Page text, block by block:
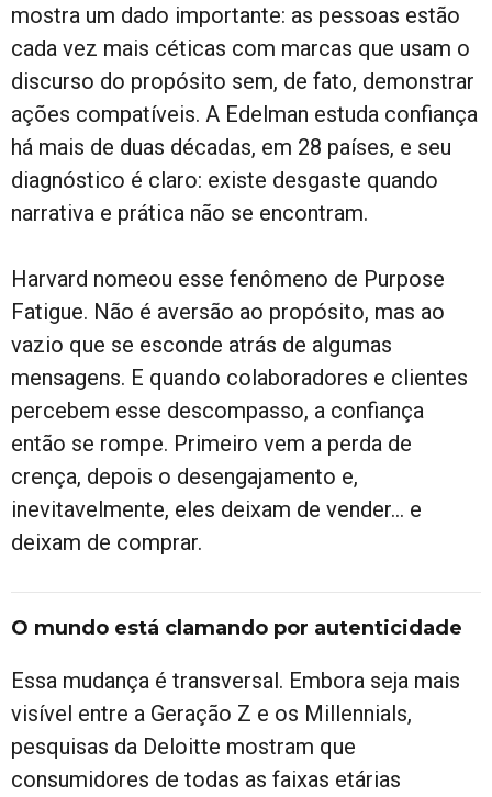
mostra um dado importante: as pessoas estão
cada vez mais céticas com marcas que usam o
discurso do propósito sem, de fato, demonstrar
ações compatíveis. A Edelman estuda confiança
há mais de duas décadas, em 28 países, e seu
diagnóstico é claro: existe desgaste quando
narrativa e prática não se encontram.
Harvard nomeou esse fenômeno de Purpose
Fatigue. Não é aversão ao propósito, mas ao
vazio que se esconde atrás de algumas
mensagens. E quando colaboradores e clientes
percebem esse descompasso, a confiança
então se rompe. Primeiro vem a perda de
crença, depois o desengajamento e,
inevitavelmente, eles deixam de vender… e
deixam de comprar.
O mundo está clamando por autenticidade
Essa mudança é transversal. Embora seja mais
visível entre a Geração Z e os Millennials,
pesquisas da Deloitte mostram que
consumidores de todas as faixas etárias